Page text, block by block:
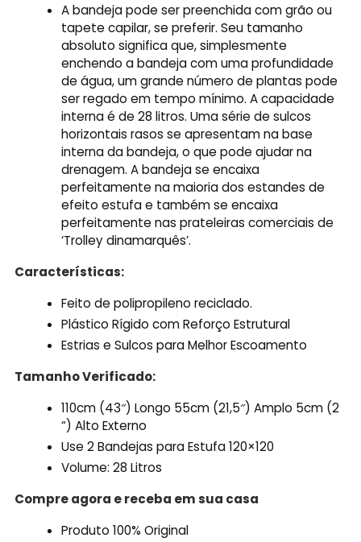
A bandeja pode ser preenchida com grão ou
tapete capilar, se preferir. Seu tamanho
absoluto significa que, simplesmente
enchendo a bandeja com uma profundidade
de água, um grande número de plantas pode
ser regado em tempo mínimo. A capacidade
interna é de 28 litros. Uma série de sulcos
horizontais rasos se apresentam na base
interna da bandeja, o que pode ajudar na
drenagem. A bandeja se encaixa
perfeitamente na maioria dos estandes de
efeito estufa e também se encaixa
perfeitamente nas prateleiras comerciais de
‘Trolley dinamarquês’.
Características:
Feito de polipropileno reciclado.
Plástico Rígido com Reforço Estrutural
Estrias e Sulcos para Melhor Escoamento
Tamanho Verificado:
110cm (43″) Longo 55cm (21,5″) Amplo 5cm (2
“) Alto Externo
Use 2 Bandejas para Estufa 120×120
Volume: 28 Litros
Compre agora e receba em sua casa
Produto 100% Original